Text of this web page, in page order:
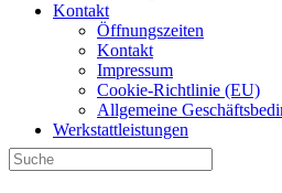
Kontakt
Öffnungszeiten
Kontakt
Impressum
Cookie-Richtlinie (EU)
Allgemeine
Werkstattleistungen